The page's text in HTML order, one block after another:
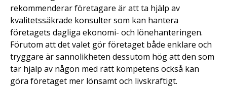
rekommenderar företagare är att ta hjälp av
kvalitetssäkrade konsulter som kan hantera
företagets dagliga ekonomi- och lönehanteringen.
Förutom att det valet gör företaget både enklare och
tryggare är sannolikheten dessutom hög att den som
tar hjälp av någon med rätt kompetens också kan
göra företaget mer lönsamt och livskraftigt.